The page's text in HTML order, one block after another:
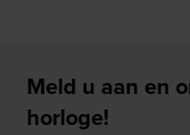
Meld u aan en
horloge!